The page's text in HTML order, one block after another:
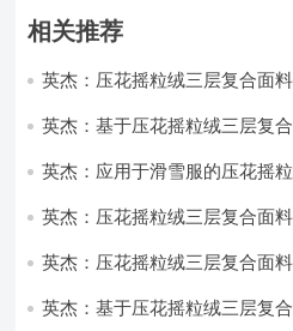
相关推荐
英杰：压花摇粒绒三层复合面
英杰：基于压花摇粒绒三层复
英杰：应用于滑雪服的压花摇
英杰：压花摇粒绒三层复合面
英杰：压花摇粒绒三层复合面
英杰：基于压花摇粒绒三层复